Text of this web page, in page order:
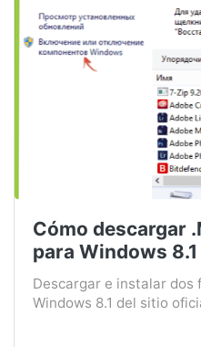
Cómo descargar
para Windows 8.1
Descargar e instalar dos
Windows 8.1 del sitio